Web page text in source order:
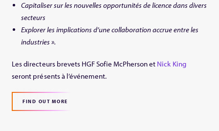
Capitaliser sur les nouvelles opportunités de licence dans divers
secteurs
Explorer les implications d’une collaboration accrue entre les
industries ».
Les directeurs brevets HGF Sofie McPherson et Nick King
seront présents à l’événement.
FIND OUT MORE